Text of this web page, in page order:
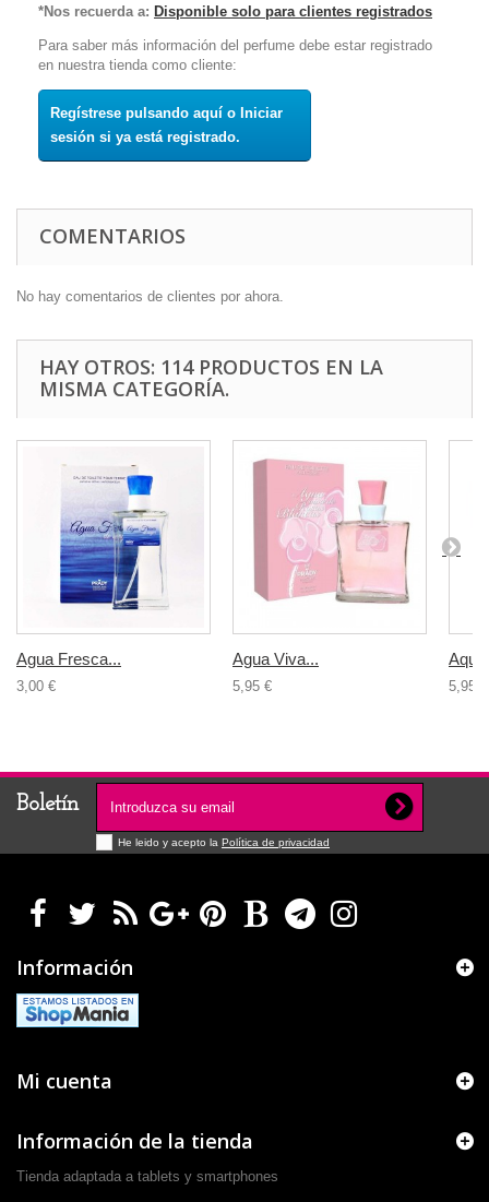
*Nos recuerda a: Disponible solo para clientes registrados
Para saber más información del perfume debe estar registrado
en nuestra tienda como cliente:
Regístrese pulsando aquí o Iniciar
sesión si ya está registrado.
COMENTARIOS
No hay comentarios de clientes por ahora.
HAY OTROS: 114 PRODUCTOS EN LA
MISMA CATEGORÍA.
Agua Fresca...
3,00 €
Agua Viva...
5,95 € 5,95 €
Boletín
He leido y acepto la Política de privacidad
Información
Mi cuenta
Información de la tienda
Tienda adaptada a tablets y smartphones